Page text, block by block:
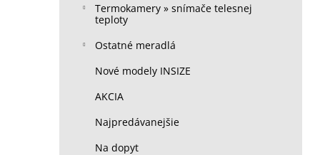
Termokamery » snímače telesnej
teploty
Ostatné meradlá
Nové modely INSIZE
AKCIA
Najpredávanejšie
Na dopyt